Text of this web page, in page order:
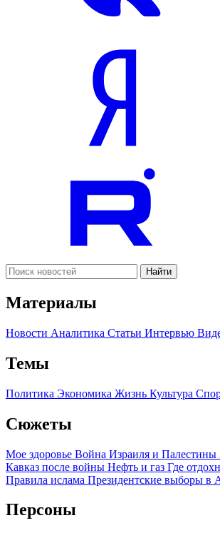
Найти
Материалы
Новости Аналитика Статьи Интервью
Темы
Политика Экономика Жизнь Культура
Сюжеты
Мое здоровье Война Израиля и Палестины
Кавказ после войны Нефть и газ Где
Правила ислама Президентские выборы в
Персоны